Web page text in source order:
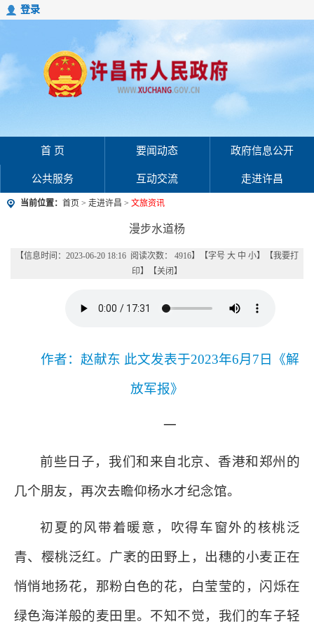
登录
首 页 要闻动态 政府信息公开
公共服务 互动交流 走进许昌
当前位置： 首页 > 走进许昌 > 文旅资讯
漫步水道杨
【信息时间：2023-06-20 18:16 阅读次数： 4916】【字号 大 中 小】【我要打
印】【关闭 】
作者：赵献东 此文发表于2023年6月7日《解
放军报》
一
前些日子，我们和来自北京、香港和郑州的
几个朋友，再次去瞻仰杨水才纪念馆。
初夏的风带着暖意，吹得车窗外的核桃泛
青、樱桃泛红。广袤的田野上，出穗的小麦正在
悄悄地扬花，那粉白色的花，白莹莹的，闪烁在
绿色海洋般的麦田里。不知不觉，我们的车子轻